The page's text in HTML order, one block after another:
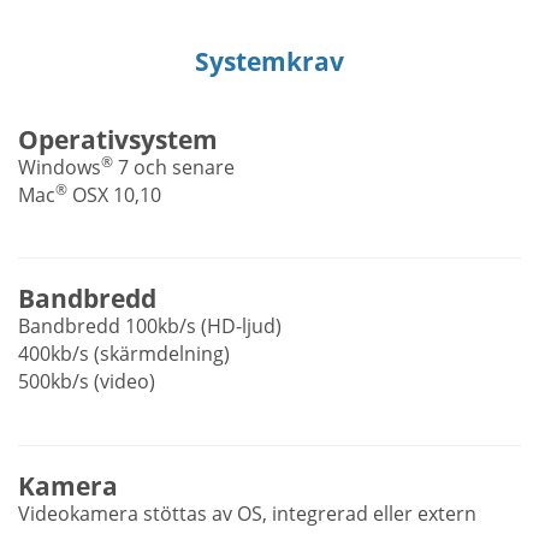
Systemkrav
Operativsystem
Windows® 7 och senare
Mac® OSX 10,10
Bandbredd
Bandbredd 100kb/s (HD-ljud)
400kb/s (skärmdelning)
500kb/s (video)
Kamera
Videokamera stöttas av OS, integrerad eller extern